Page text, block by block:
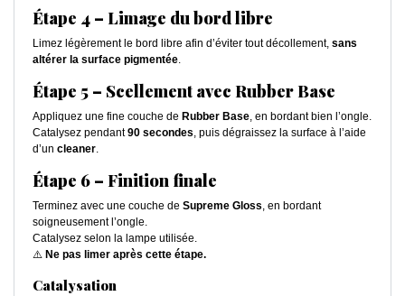
Étape 4 – Limage du bord libre
Limez légèrement le bord libre afin d’éviter tout décollement, sans
altérer la surface pigmentée.
Étape 5 – Scellement avec Rubber Base
Appliquez une fine couche de Rubber Base, en bordant bien l’ongle.
Catalysez pendant90 secondes, puis dégraissez la surface à l’aide
d’un cleaner.
Étape 6 – Finition finale
Terminez avec une couche de Supreme Gloss, en bordant
soigneusement l’ongle.
Catalysez selon la lampe utilisée.
⚠️ Ne pas limer après cette étape.
Catalysation